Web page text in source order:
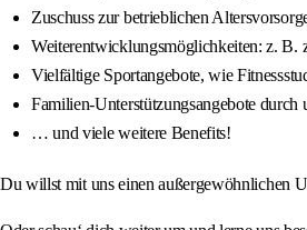
Zuschuss zur betrieblichen
Weiterentwicklungsmöglichkeiten: z. B.
Vielfältige Sportangebote, wie
Familien-Unterstützungsangebote
… und viele weitere Benefits!
Du willst mit uns einen außergewöhnlichen